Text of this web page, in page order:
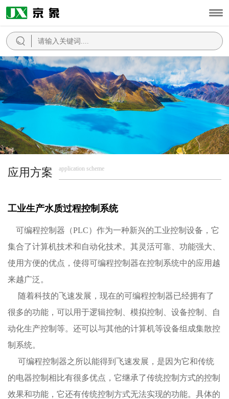
应用方案 application scheme
工业生产水质过程控制系统
可编程控制器（PLC）作为一种新兴的工业控制设备，它
集合了计算机技术和自动化技术。其灵活可靠、功能强大、
使用方便的优点，使得可编程控制器在控制系统中的应用越
来越广泛。
随着科技的飞速发展，现在的可编程控制器已经拥有了
很多的功能，可以用于逻辑控制、模拟控制、设备控制、自
动化生产控制等。还可以与其他的计算机等设备组成集散控
制系统。
可编程控制器之所以能得到飞速发展，是因为它和传统
的电器控制相比有很多优点，它继承了传统控制方式的控制
效果和功能，它还有传统控制方式无法实现的功能。具体的